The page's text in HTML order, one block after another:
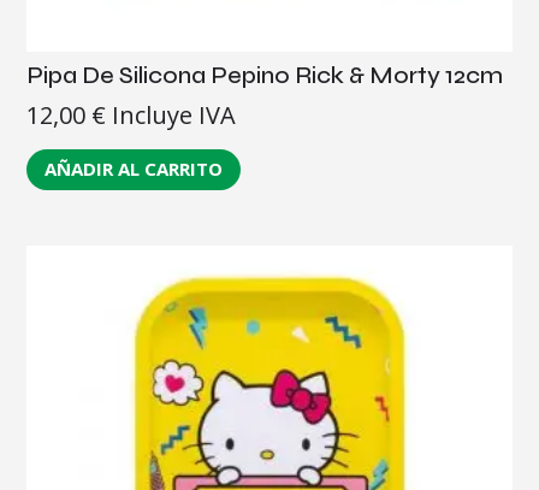
Pipa De Silicona Pepino Rick & Morty 12cm
12,00 € Incluye IVA
AÑADIR AL CARRITO